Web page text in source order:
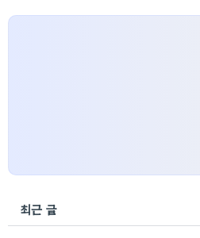
최근 글